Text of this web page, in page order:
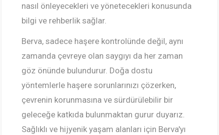
nasıl önleyecekleri ve yönetecekleri konusunda
bilgi ve rehberlik sağlar.
Berva, sadece haşere kontrolünde değil, aynı
zamanda çevreye olan saygıyı da her zaman
göz önünde bulundurur. Doğa dostu
yöntemlerle haşere sorunlarınızı çözerken,
çevrenin korunmasına ve sürdürülebilir bir
geleceğe katkıda bulunmaktan gurur duyarız.
Sağlıklı ve hijyenik yaşam alanları için Berva'yı